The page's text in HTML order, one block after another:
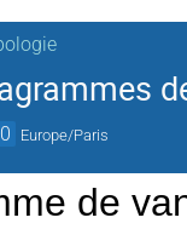
Europe/Paris
de